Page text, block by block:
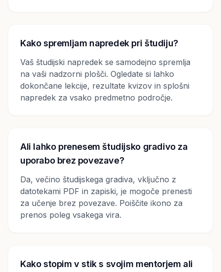
Kako spremljam napredek pri študiju?
Vaš študijski napredek se samodejno spremlja
na vaši nadzorni plošči. Ogledate si lahko
dokončane lekcije, rezultate kvizov in splošni
napredek za vsako predmetno področje.
Ali lahko prenesem študijsko gradivo za
uporabo brez povezave?
Da, večino študijskega gradiva, vključno z
datotekami PDF in zapiski, je mogoče prenesti
za učenje brez povezave. Poiščite ikono za
prenos poleg vsakega vira.
Kako stopim v stik s svojim mentorjem ali